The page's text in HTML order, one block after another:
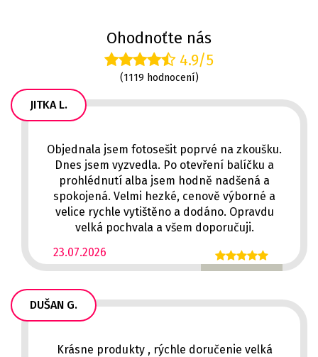
Ohodnoťte nás
4.9/5
(1119 hodnocení)
JITKA L.
23.07.2026
Objednala jsem fotosešit poprvé na zkoušku.
Dnes jsem vyzvedla. Po otevření balíčku a
prohlédnutí alba jsem hodně nadšená a
spokojená. Velmi hezké, cenově výborné a
velice rychle vytištěno a dodáno. Opravdu
velká pochvala a všem doporučuji.
DUŠAN G.
Krásne produkty , rýchle doručenie velká